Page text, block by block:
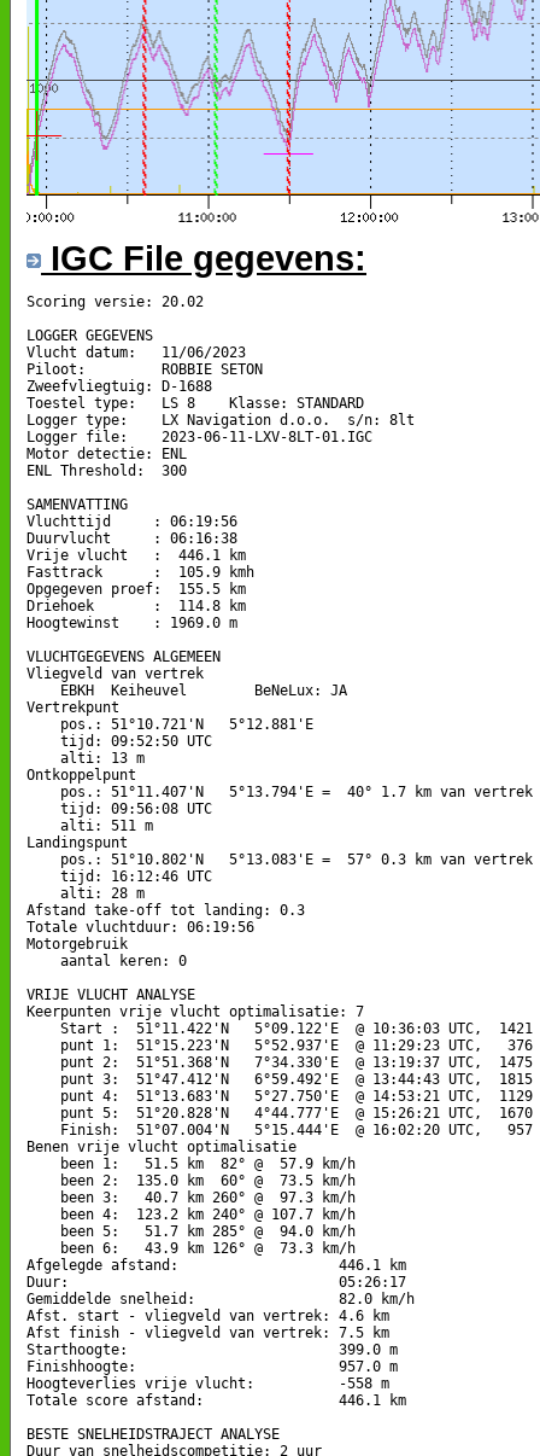
IGC File gegevens:
Scoring versie: 20.02
LOGGER GEGEVENS
Vlucht datum:   11/06/2023
Piloot:         ROBBIE SETON
Zweefvliegtuig: D-1688
Toestel type:   LS 8    Klasse: STANDARD
Logger type:    LX Navigation d.o.o.  s/n: 8lt
Logger file:    2023-06-11-LXV-8LT-01.IGC
Motor detectie: ENL
ENL Threshold:  300
SAMENVATTING
Vluchttijd     : 06:19:56
Duurvlucht     : 06:16:38
Vrije vlucht   :  446.1 km
Fasttrack      :  105.9 kmh
Opgegeven proef:  155.5 km
Driehoek       :  114.8 km
Hoogtewinst    : 1969.0 m
VLUCHTGEGEVENS ALGEMEEN
Vliegveld van vertrek
    EBKH  Keiheuvel        BeNeLux: JA
Vertrekpunt
    pos.: 51°10.721'N   5°12.881'E
    tijd: 09:52:50 UTC
    alti: 13 m
Ontkoppelpunt
    pos.: 51°11.407'N   5°13.794'E =  40° 1.7 km van vertrek
    tijd: 09:56:08 UTC
    alti: 511 m
Landingspunt
    pos.: 51°10.802'N   5°13.083'E =  57° 0.3 km van vertrek
    tijd: 16:12:46 UTC
    alti: 28 m
Afstand take-off tot landing: 0.3
Totale vluchtduur: 06:19:56
Motorgebruik
    aantal keren: 0
VRIJE VLUCHT ANALYSE
Keerpunten vrije vlucht optimalisatie: 7
Start :  51°11.422'N   5°09.122'E  @ 10:36:03 UTC,  1421
punt 1:  51°15.223'N   5°52.937'E  @ 11:29:23 UTC,   376
punt 2:  51°51.368'N   7°34.330'E  @ 13:19:37 UTC,  1475
punt 3:  51°47.412'N   6°59.492'E  @ 13:44:43 UTC,  1815
punt 4:  51°13.683'N   5°27.750'E  @ 14:53:21 UTC,  1129
punt 5:  51°20.828'N   4°44.777'E  @ 15:26:21 UTC,  1670
Finish:  51°07.004'N   5°15.444'E  @ 16:02:20 UTC,   957
Benen vrije vlucht optimalisatie
    been 1:   51.5 km  82° @  57.9 km/h
    been 2:  135.0 km  60° @  73.5 km/h
    been 3:   40.7 km 260° @  97.3 km/h
    been 4:  123.2 km 240° @ 107.7 km/h
    been 5:   51.7 km 285° @  94.0 km/h
    been 6:   43.9 km 126° @  73.3 km/h
Afgelegde afstand:                   446.1 km
Duur:                                05:26:17
Gemiddelde snelheid:                 82.0 km/h
Afst. start - vliegveld van vertrek: 4.6 km
Afst finish - vliegveld van vertrek: 7.5 km
Starthoogte:                         399.0 m
Finishhoogte:                        957.0 m
Hoogteverlies vrije vlucht:          -558 m
Totale score afstand:                446.1 km
BESTE SNELHEIDSTRAJECT ANALYSE
Duur van snelheidscompetitie: 2 uur